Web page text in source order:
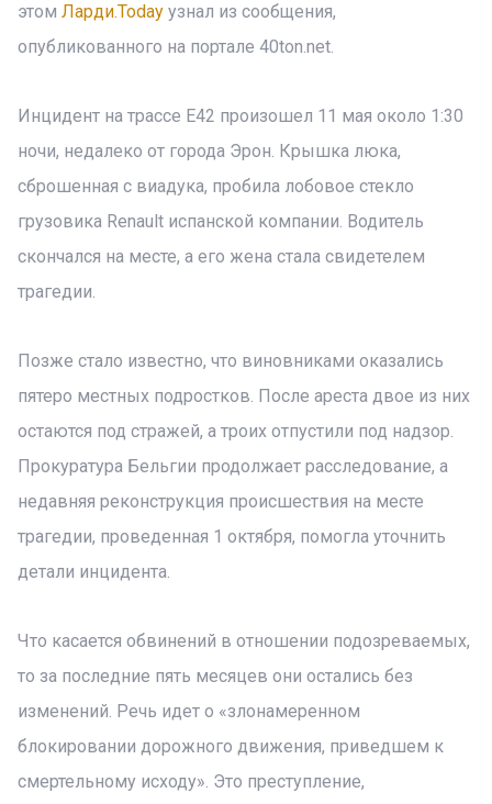
этом Ларди.Today узнал из сообщения,
опубликованного на портале 40ton.net.
Инцидент на трассе Е42 произошел 11 мая около 1:30
ночи, недалеко от города Эрон. Крышка люка,
сброшенная с виадука, пробила лобовое стекло
грузовика Renault испанской компании. Водитель
скончался на месте, а его жена стала свидетелем
трагедии.
Позже стало известно, что виновниками оказались
пятеро местных подростков. После ареста двое из них
остаются под стражей, а троих отпустили под надзор.
Прокуратура Бельгии продолжает расследование, а
недавняя реконструкция происшествия на месте
трагедии, проведенная 1 октября, помогла уточнить
детали инцидента.
Что касается обвинений в отношении подозреваемых,
то за последние пять месяцев они остались без
изменений. Речь идет о «злонамеренном
блокировании дорожного движения, приведшем к
смертельному исходу». Это преступление,